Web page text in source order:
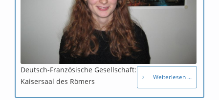
Deutsch-Französische Gesellschaft: Festakt im
Kaisersaal des Römers
Weiterlesen ...